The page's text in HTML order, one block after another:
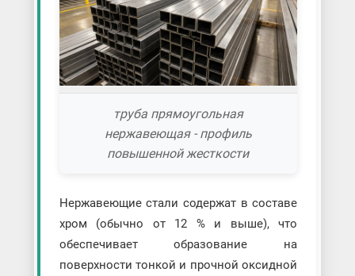
труба прямоугольная
нержавеющая - профиль
повышенной жесткости
Нержавеющие стали содержат в составе
хром (обычно от 12 % и выше), что
обеспечивает образование на
поверхности тонкой и прочной оксидной